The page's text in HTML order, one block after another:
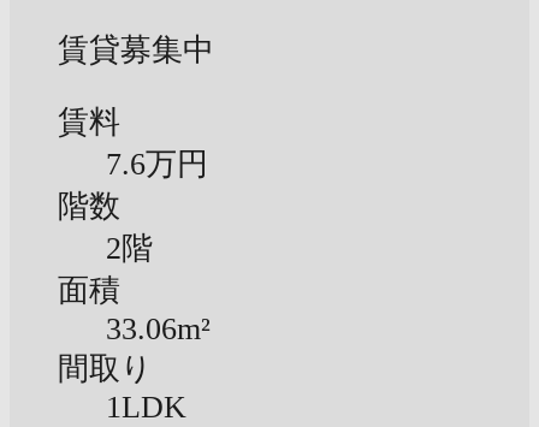
賃貸募集中
賃料
7.6万円
階数
2階
面積
33.06m²
間取り
1LDK